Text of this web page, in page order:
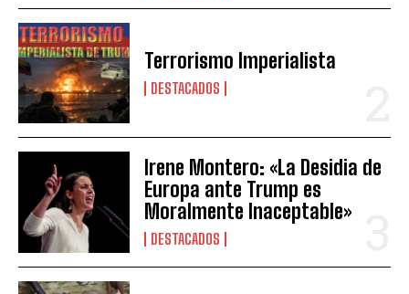
Terrorismo Imperialista
DESTACADOS
Irene Montero: «La Desidia de
Europa ante Trump es
Moralmente Inaceptable»
DESTACADOS